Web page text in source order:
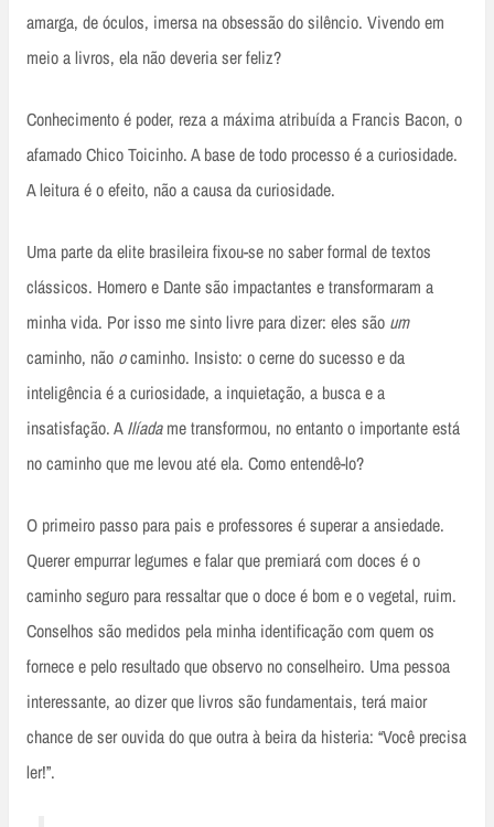
amarga, de óculos, imersa na obsessão do silêncio. Vivendo em
meio a livros, ela não deveria ser feliz?
Conhecimento é poder, reza a máxima atribuída a Francis Bacon, o
afamado Chico Toicinho. A base de todo processo é a curiosidade.
A leitura é o efeito, não a causa da curiosidade.
Uma parte da elite brasileira fixou-se no saber formal de textos
clássicos. Homero e Dante são impactantes e transformaram a
minha vida. Por isso me sinto livre para dizer: eles são um
caminho, não ocaminho. Insisto: o cerne do sucesso e da
inteligência é a curiosidade, a inquietação, a busca e a
insatisfação. AIlíadame transformou, no entanto o importante está
no caminho que me levou até ela. Como entendê-lo?
O primeiro passo para pais e professores é superar a ansiedade.
Querer empurrar legumes e falar que premiará com doces é o
caminho seguro para ressaltar que o doce é bom e o vegetal, ruim.
Conselhos são medidos pela minha identificação com quem os
fornece e pelo resultado que observo no conselheiro. Uma pessoa
interessante, ao dizer que livros são fundamentais, terá maior
chance de ser ouvida do que outra à beira da histeria: “Você precisa
ler!”.